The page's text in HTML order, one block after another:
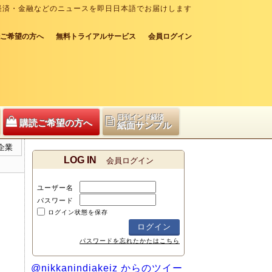
・金融などのニュースを即日日本語でお届けします
希望の方へ 無料トライアルサービス 会員ログイン
購読ご希望の方へ
日刊インド経済
紙面サンプル
業
LOG IN 会員ログイン
ユーザー名
パスワード
ログイン状態を保存
パスワードを忘れたかたはこちら
@nikkanindiakeiz からのツイー